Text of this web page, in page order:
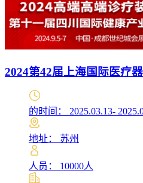
2024第42届上海国际医疗
的时间： 2025.03.13-
地址： 苏州
人员： 10000人